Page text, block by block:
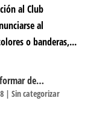
al Club
al
o banderas,...
de…
| Sin categorizar